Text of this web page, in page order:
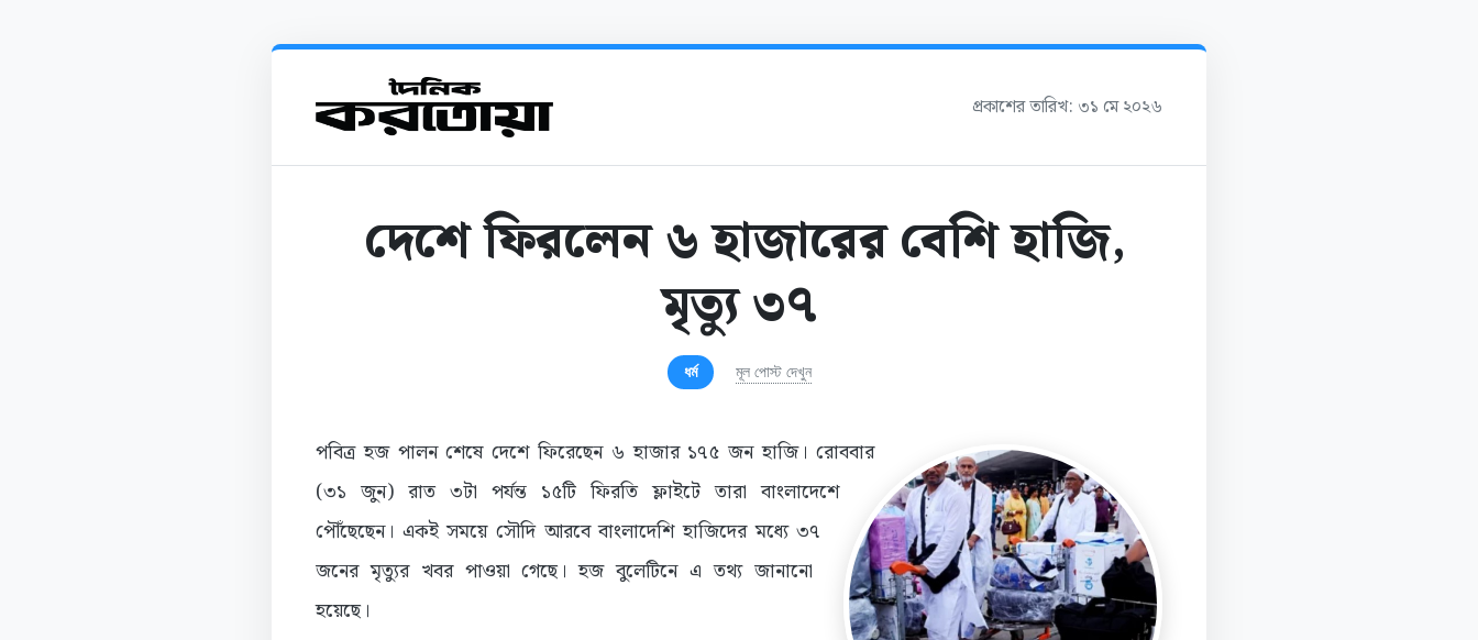
প্রকাশের তারিখ: ৩১ মে ২০২৬
দেশে ফিরলেন ৬ হাজারের বেশি হাজি,
মৃত্যু ৩৭
ধর্ম মূল পোস্ট দেখুন
পবিত্র হজ পালন শেষে দেশে ফিরেছেন ৬ হাজার ১৭৫ জন হাজি। রোববার
(৩১ জুন) রাত ৩টা পর্যন্ত ১৫টি ফিরতি ফ্লাইটে তারা বাংলাদেশে
পৌঁছেছেন। একই সময়ে সৌদি আরবে বাংলাদেশি হাজিদের মধ্যে ৩৭
জনের মৃত্যুর খবর পাওয়া গেছে। হজ বুলেটিনে এ তথ্য জানানো
হয়েছে।